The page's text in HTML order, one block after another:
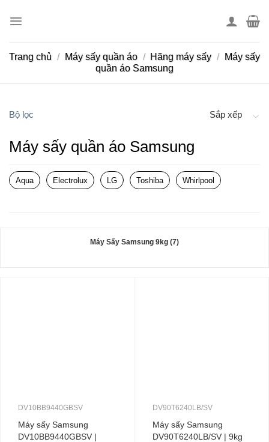
Trang chủ / Máy sấy quần áo / Hãng máy sấy /
Máy sấy
quần áo Samsung
Bộ lọc Sắp xếp
Máy sấy quần áo Samsung
Aqua Electrolux LG Toshiba Whirlpool
Máy Sấy Samsung 9kg (7)
DV10BB9440GBSV
Máy sấy Samsung
DV10BB9440GBSV |
DV90T6240LB/SV
Máy sấy Samsung
DV90T6240LB/SV | 9kg